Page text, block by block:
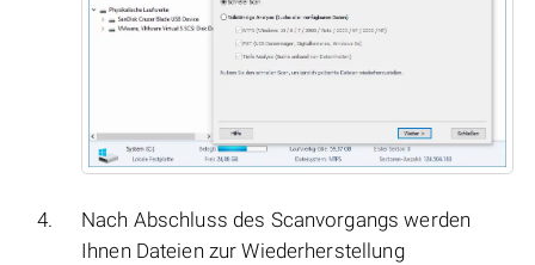
Nach Abschluss des Scanvorgangs werden
Ihnen Dateien zur Wiederherstellung